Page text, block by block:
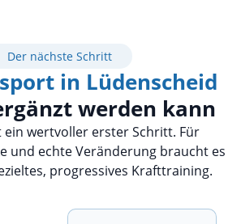
Der nächste Schritt
in Lüdenscheid
werden kann
ein wertvoller erster Schritt. Für
und echte Veränderung braucht es
progressives Krafttraining.